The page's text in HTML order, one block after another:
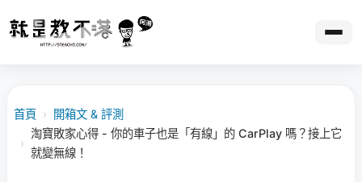
首頁 › 開箱文 & 評測
›
淘寶敗家心得 - 你的車子也是「有線」的 CarPlay 嗎？接上它
就變無線！